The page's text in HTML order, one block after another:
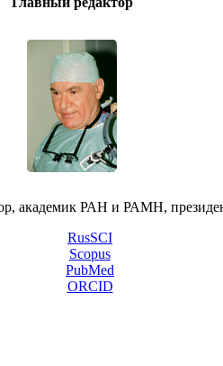
академик РАН и РАМН,
RusSCI
Scopus
PubMed
ORCID